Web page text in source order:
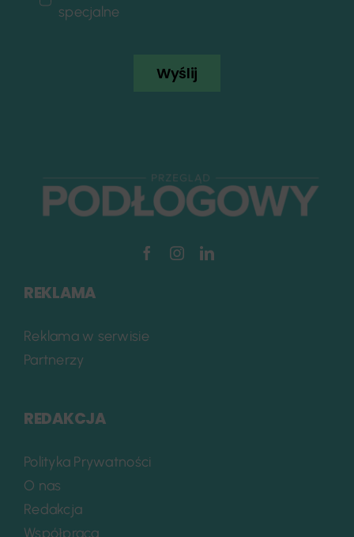
specjalne
Wyślij
REKLAMA
Reklama w serwisie
Partnerzy
REDAKCJA
Polityka Prywatności
O nas
Redakcja
Współpraca